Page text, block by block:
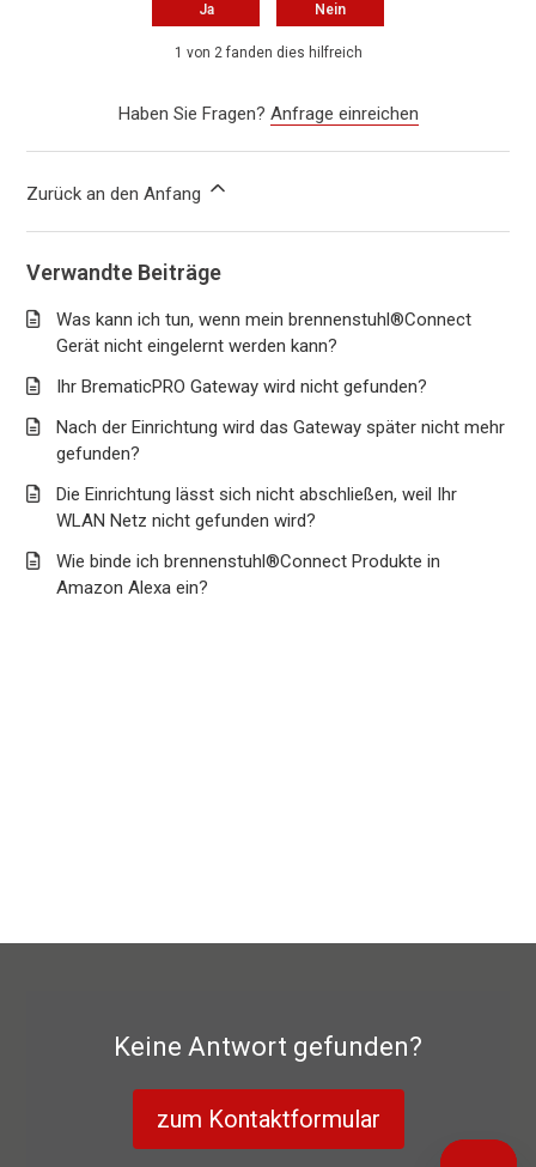
Ja Nein
1 von 2 fanden dies hilfreich
Haben Sie Fragen? Anfrage einreichen
Zurück an den Anfang
Verwandte Beiträge
Was kann ich tun, wenn mein brennenstuhl®Connect
Gerät nicht eingelernt werden kann?
Ihr BrematicPRO Gateway wird nicht gefunden?
Nach der Einrichtung wird das Gateway später nicht mehr
gefunden?
Die Einrichtung lässt sich nicht abschließen, weil Ihr
WLAN Netz nicht gefunden wird?
Wie binde ich brennenstuhl®Connect Produkte in
Amazon Alexa ein?
Keine Antwort gefunden?
zum Kontaktformular